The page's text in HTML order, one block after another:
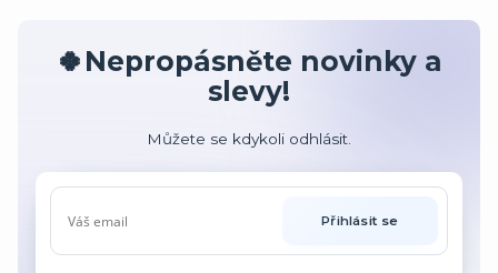
🍀Nepropásněte novinky a
slevy!
Můžete se kdykoli odhlásit.
Přihlásit se